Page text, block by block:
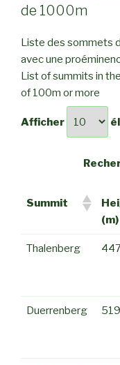
de 1000m
Liste des sommets
avec une
List of summits in
of 100m or more
Afficher
Summit
(m)
Thalenberg
Duerrenberg 519